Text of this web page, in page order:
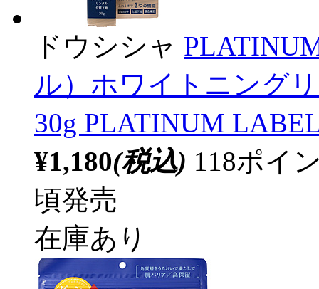
ドウシシャ
ル）ホワイトニング
30g PLATINUM
¥1,180(税込) 118ポイ
頃発売
在庫あり